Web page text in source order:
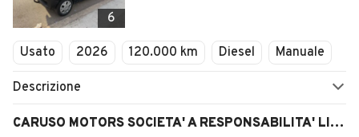
6
Usato 2026 120.000 km Diesel Manuale
Descrizione
CARUSO MOTORS SOCIETA' A RESPONSABILITA' LIMITATA SEMPLIFICATA